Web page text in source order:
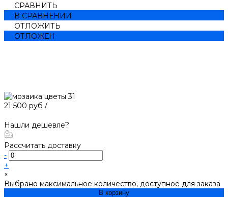
СРАВНИТЬ
В СРАВНЕНИИ
ОТЛОЖИТЬ
ОТЛОЖЕН
21 500 руб /
Нашли дешевле?
Рассчитать доставку
-
+
×
Выбрано максимальное количество, доступное для заказа
В корзину